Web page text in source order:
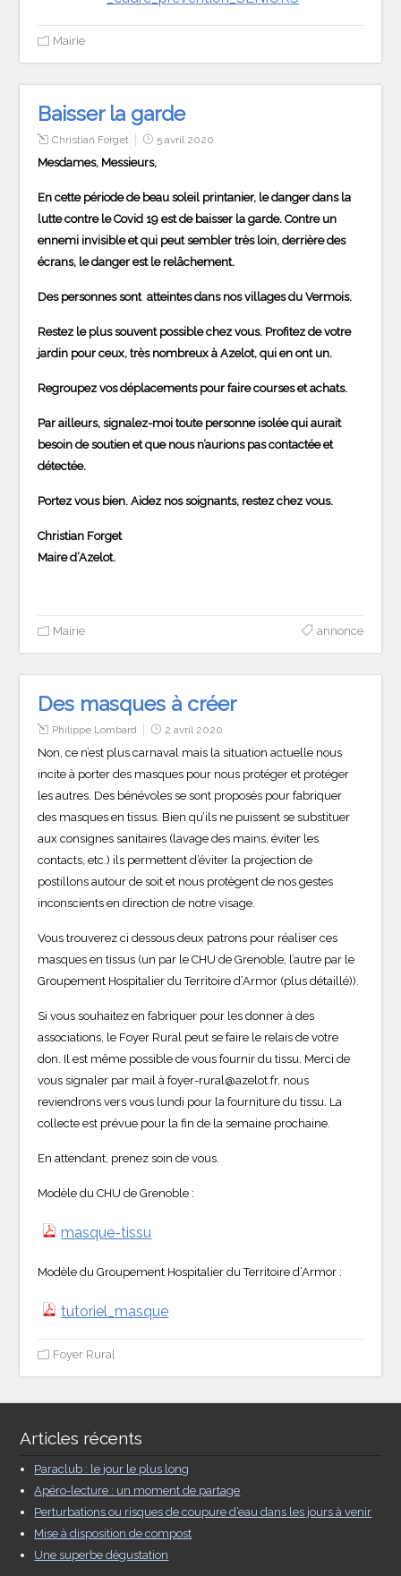
Mairie
Baisser la garde
Christian Forget 5 avril 2020
Mesdames, Messieurs,
En cette période de beau soleil printanier, le danger dans la
lutte contre le Covid 19 est de baisser la garde. Contre un
ennemi invisible et qui peut sembler très loin, derrière des
écrans, le danger est le relâchement.
Des personnes sont atteintes dans nos villages du Vermois.
Restez le plus souvent possible chez vous. Profitez de votre
jardin pour ceux, très nombreux à Azelot, qui en ont un.
Regroupez vos déplacements pour faire courses et achats.
Par ailleurs, signalez-moi toute personne isolée qui aurait
besoin de soutien et que nous n’aurions pas contactée et
détectée.
Portez vous bien. Aidez nos soignants, restez chez vous.
Christian Forget
Maire d’Azelot.
Mairie annonce
Des masques à créer
Philippe Lombard 2 avril 2020
Non, ce n’est plus carnaval mais la situation actuelle nous
incite à porter des masques pour nous protéger et protéger
les autres. Des bénévoles se sont proposés pour fabriquer
des masques en tissus. Bien qu’ils ne puissent se substituer
aux consignes sanitaires (lavage des mains, éviter les
contacts, etc.) ils permettent d’éviter la projection de
postillons autour de soit et nous protègent de nos gestes
inconscients en direction de notre visage.
Vous trouverez ci dessous deux patrons pour réaliser ces
masques en tissus (un par le CHU de Grenoble, l’autre par le
Groupement Hospitalier du Territoire d’Armor (plus détaillé)).
Si vous souhaitez en fabriquer pour les donner à des
associations, le Foyer Rural peut se faire le relais de votre
don. Il est même possible de vous fournir du tissu. Merci de
vous signaler par mail à foyer-rural@azelot.fr, nous
reviendrons vers vous lundi pour la fourniture du tissu. La
collecte est prévue pour la fin de la semaine prochaine.
En attendant, prenez soin de vous.
Modèle du CHU de Grenoble :
masque-tissu
Modèle du Groupement Hospitalier du Territoire d’Armor :
tutoriel_masque
Foyer Rural
Articles récents
Paraclub : le jour le plus long
Apéro-lecture : un moment de partage
Perturbations ou risques de coupure d’eau dans les jours à venir
Mise à disposition de compost
Une superbe dégustation